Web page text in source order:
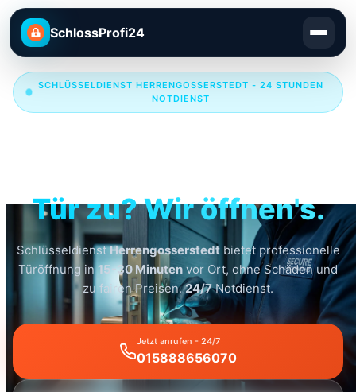
SchlossProfi24
SCHLÜSSELDIENST HERRENGOSSERSTEDT - 24 STUNDEN
NOTDIENST
Tür zu? Wir öffnen's.
SchlüsseldienstHerrengosserstedtbietet professionelle
Türöffnung in 15-30 Minuten vor Ort, ohne Schäden und
zu fairen Preisen.24/7Notdienst.
Jetzt anrufen - 24/7
015888656070